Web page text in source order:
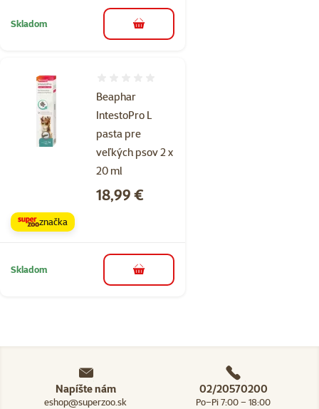
Skladom do košíka
Beaphar
IntestoPro L
pasta pre
veľkých psov 2 x
20 ml
Cena
18,99 €
značka
Skladom do košíka
Napíšte nám
eshop@superzoo.sk
02/20570200
Po–Pi 7:00 – 18:00